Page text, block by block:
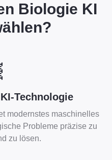
Biologie KI
Technologie
modernstes maschinelles
Probleme präzise zu
zu lösen.